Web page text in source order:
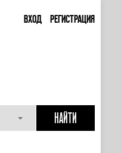
ВХОД РЕГИСТРАЦИЯ